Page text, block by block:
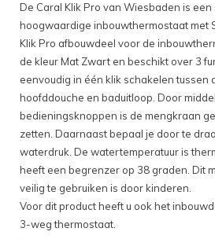
De Caral Klik Pro van Wiesbaden is een
hoogwaardige inbouwthermostaat met
Klik Pro afbouwdeel voor de
de kleur Mat Zwart en beschikt over 3
eenvoudig in één klik schakelen tussen
hoofddouche en baduitloop. Door
bedieningsknoppen is de mengkraan
zetten. Daarnaast bepaal je door te
waterdruk. De watertemperatuur is
heeft een begrenzer op 38 graden. Dit
veilig te gebruiken is door kinderen.
Voor dit product heeft u ook het
3-weg thermostaat.